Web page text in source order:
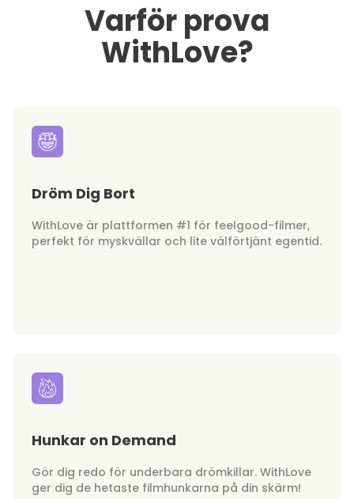
Varför prova
WithLove?
Dröm Dig Bort
WithLove är plattformen #1 för feelgood-filmer,
perfekt för myskvällar och lite välförtjänt egentid.
Hunkar on Demand
Gör dig redo för underbara drömkillar. WithLove
ger dig de hetaste filmhunkarna på din skärm!